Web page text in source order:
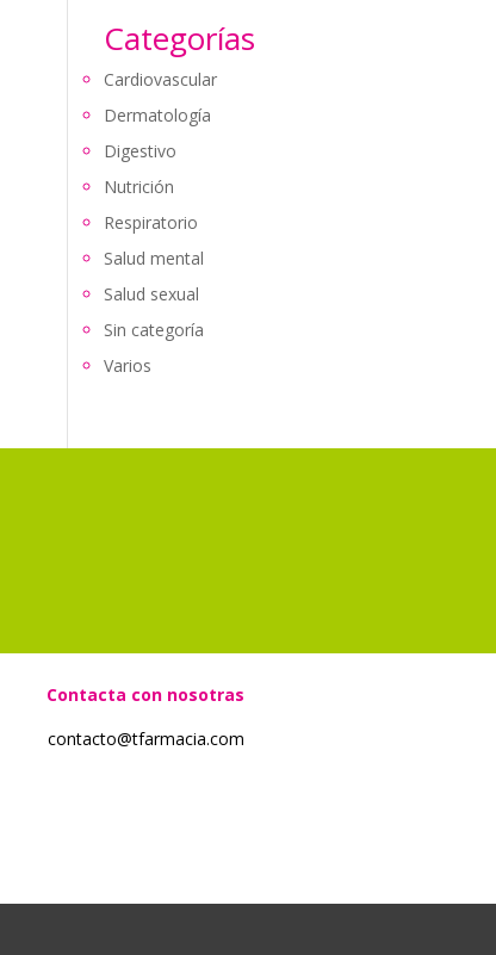
Categorías
Cardiovascular
Dermatología
Digestivo
Nutrición
Respiratorio
Salud mental
Salud sexual
Sin categoría
Varios
Contacta con nosotras
contacto@tfarmacia.com